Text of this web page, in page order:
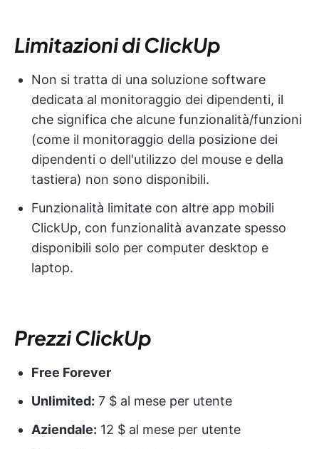
Limitazioni di ClickUp
Non si tratta di una soluzione software
dedicata al monitoraggio dei dipendenti, il
che significa che alcune funzionalità/funzioni
(come il monitoraggio della posizione dei
dipendenti o dell'utilizzo del mouse e della
tastiera) non sono disponibili.
Funzionalità limitate con altre app mobili
ClickUp, con funzionalità avanzate spesso
disponibili solo per computer desktop e
laptop.
Prezzi ClickUp
Free Forever
Unlimited: 7 $ al mese per utente
Aziendale: 12 $ al mese per utente